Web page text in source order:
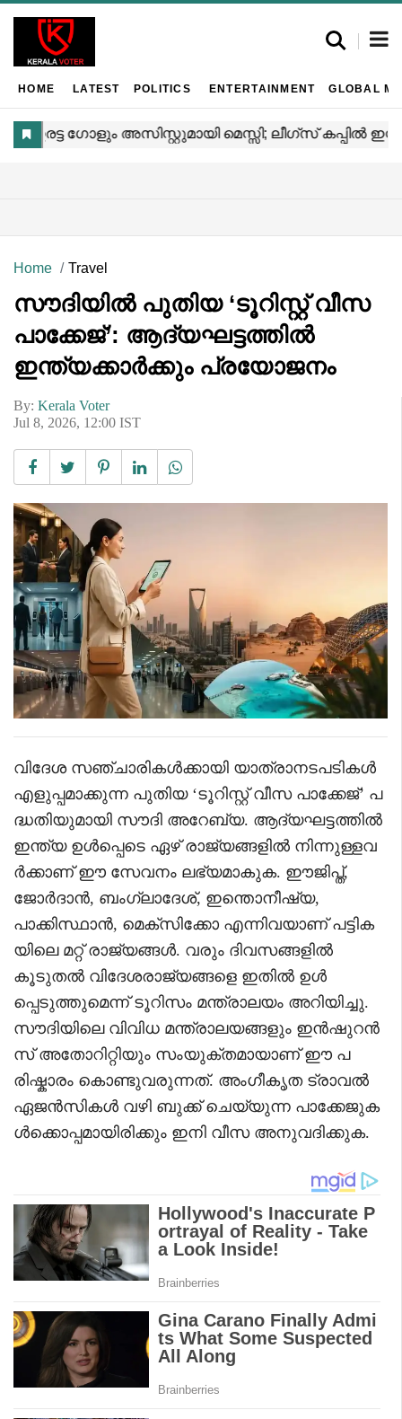
HOME LATEST POLITICS ENTERTAINMENT GLOBAL
Home Travel
സൗദിയിൽ പുതിയ ‘ടൂറിസ്റ്റ് വീസ
പാക്കേജ്’: ആദ്യഘട്ടത്തിൽ
ഇന്ത്യക്കാർക്കും പ്രയോജനം
By: Kerala Voter
Jul 8, 2026, 12:00 IST
വിദേശ സഞ്ചാരികൾക്കായി യാത്രാനടപടികൾ
എളുപ്പമാക്കുന്ന പുതിയ ‘ടൂറിസ്റ്റ് വീസ പാക്കേജ്’ പ
ദ്ധതിയുമായി സൗദി അറേബ്യ. ആദ്യഘട്ടത്തിൽ
ഇന്ത്യ ഉൾപ്പെടെ ഏഴ് രാജ്യങ്ങളിൽ നിന്നുള്ളവ
ർക്കാണ് ഈ സേവനം ലഭ്യമാകുക. ഈജിപ്ത്,
ജോർദാൻ, ബംഗ്ലാദേശ്, ഇന്തൊനീഷ്യ,
പാക്കിസ്ഥാൻ, മെക്സിക്കോ എന്നിവയാണ് പട്ടിക
യിലെ മറ്റ് രാജ്യങ്ങൾ. വരും ദിവസങ്ങളിൽ
കൂടുതൽ വിദേശരാജ്യങ്ങളെ ഇതിൽ ഉൾ
പ്പെടുത്തുമെന്ന് ടൂറിസം മന്ത്രാലയം അറിയിച്ചു.
സൗദിയിലെ വിവിധ മന്ത്രാലയങ്ങളും ഇൻഷുറൻ
സ് അതോറിറ്റിയും സംയുക്തമായാണ് ഈ പ
രിഷ്കാരം കൊണ്ടുവരുന്നത്. അംഗീകൃത ട്രാവൽ
ഏജൻസികൾ വഴി ബുക്ക് ചെയ്യുന്ന പാക്കേജുക
ൾക്കൊപ്പമായിരിക്കും ഇനി വീസ അനുവദിക്കുക.